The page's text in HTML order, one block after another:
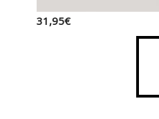
31 ,95€